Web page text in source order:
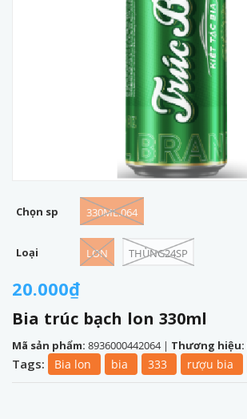
20.000₫
Bia trúc bạch lon 330ml
Mã sản phẩm: 8936000442064 | Thương hiệu:
Chọn sp 330ML.064
Loại LON THÙNG24SP
Tags: Bia lon bia 333 rượu bia